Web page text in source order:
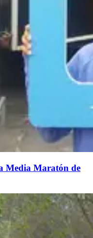
Media Maratón de